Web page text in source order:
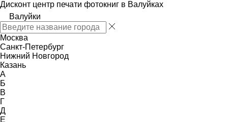
Дисконт центр печати фотокниг в Валуйках
Валуйки
Москва
Санкт-Петербург
Нижний Новгород
Казань
А
Б
В
Г
Д
Е